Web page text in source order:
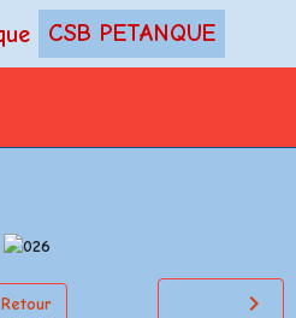
CSB PETANQUE
Retour